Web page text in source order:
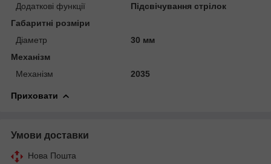
Додаткові функції
Підсвічування стрілок
Габаритні розміри
Діаметр
30 мм
Механізм
Механізм
2035
Приховати
Умови доставки
Нова Пошта